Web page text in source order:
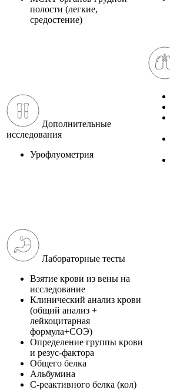
полости (легкие,
средостение)
Дополнительные
исследования
Урофлуометрия
Лабораторные тесты
Взятие крови из вены на
исследование
Клинический анализ крови
(общий анализ +
лейкоцитарная
формула+СОЭ)
Определение группы крови
и резус-фактора
Общего белка
Альбумина
С-реактивного белка (кол)